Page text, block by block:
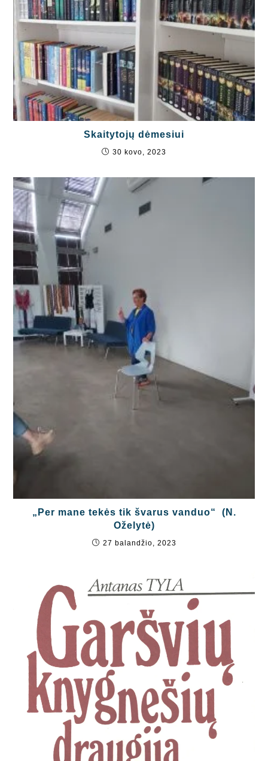
Skaitytojų dėmesiui
30 kovo, 2023
„Per mane tekės tik švarus vanduo“ (N.
Oželytė)
27 balandžio, 2023